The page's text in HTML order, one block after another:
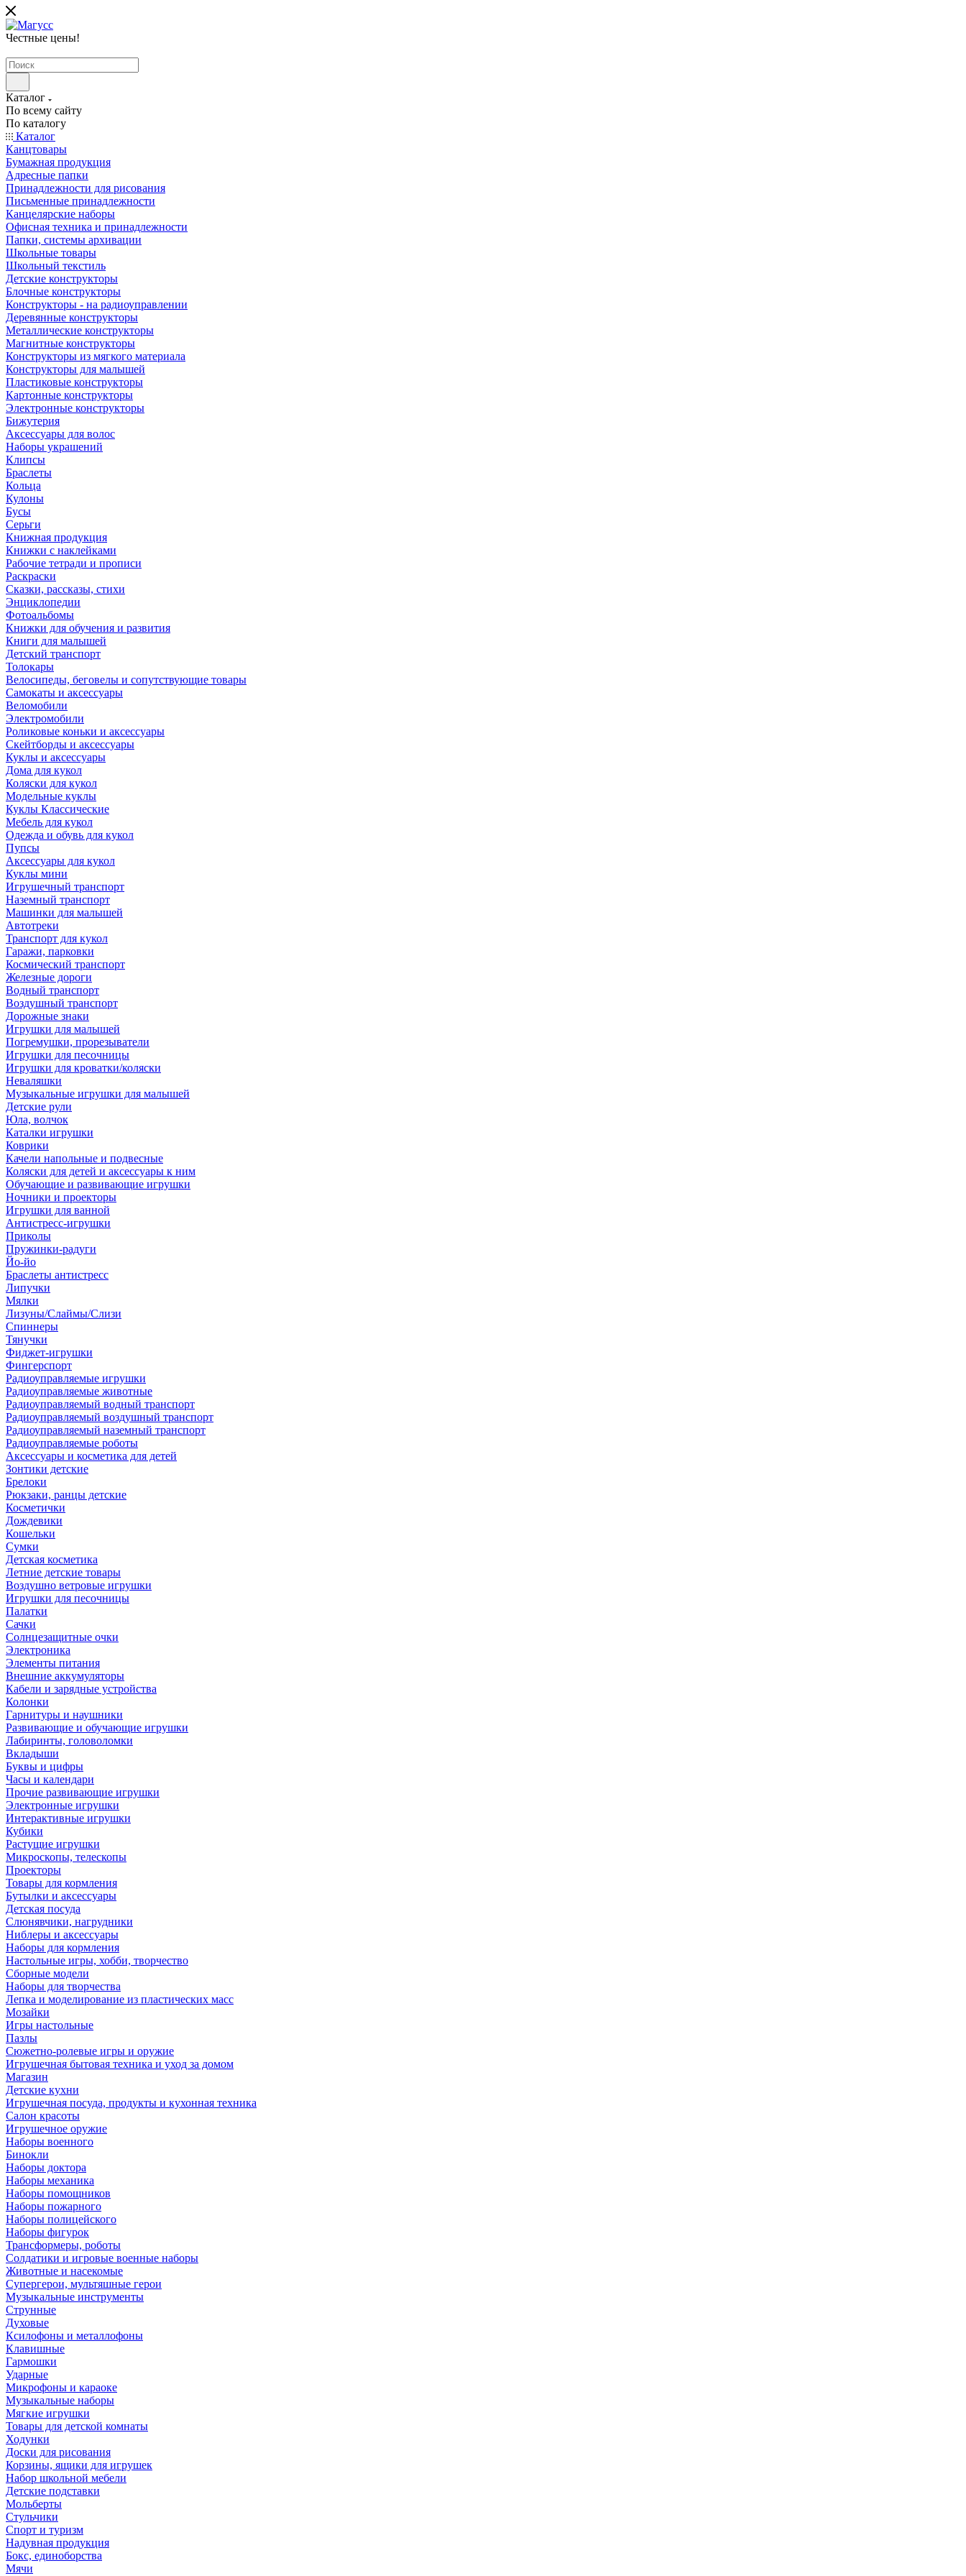
Честные цены!
Каталог
По всему сайту
По каталогу
Каталог
Канцтовары
Бумажная продукция
Адресные папки
Принадлежности для рисования
Письменные принадлежности
Канцелярские наборы
Офисная техника и принадлежности
Папки, системы архивации
Школьные товары
Школьный текстиль
Детские конструкторы
Блочные конструкторы
Конструкторы - на радиоуправлении
Деревянные конструкторы
Металлические конструкторы
Магнитные конструкторы
Конструкторы из мягкого материала
Конструкторы для малышей
Пластиковые конструкторы
Картонные конструкторы
Электронные конструкторы
Бижутерия
Аксессуары для волос
Наборы украшений
Клипсы
Браслеты
Кольца
Кулоны
Бусы
Серьги
Книжная продукция
Книжки с наклейками
Рабочие тетради и прописи
Раскраски
Сказки, рассказы, стихи
Энциклопедии
Фотоальбомы
Книжки для обучения и развития
Книги для малышей
Детский транспорт
Толокары
Велосипеды, беговелы и сопутствующие товары
Самокаты и аксессуары
Веломобили
Электромобили
Роликовые коньки и аксессуары
Скейтборды и аксессуары
Куклы и аксессуары
Дома для кукол
Коляски для кукол
Модельные куклы
Куклы Классические
Мебель для кукол
Одежда и обувь для кукол
Пупсы
Аксессуары для кукол
Куклы мини
Игрушечный транспорт
Наземный транспорт
Машинки для малышей
Автотреки
Транспорт для кукол
Гаражи, парковки
Космический транспорт
Железные дороги
Водный транспорт
Воздушный транспорт
Дорожные знаки
Игрушки для малышей
Погремушки, прорезыватели
Игрушки для песочницы
Игрушки для кроватки/коляски
Неваляшки
Музыкальные игрушки для малышей
Детские рули
Юла, волчок
Каталки игрушки
Коврики
Качели напольные и подвесные
Коляски для детей и аксессуары к ним
Обучающие и развивающие игрушки
Ночники и проекторы
Игрушки для ванной
Антистресс-игрушки
Приколы
Пружинки-радуги
Йо-йо
Браслеты антистресс
Липучки
Мялки
Лизуны/Слаймы/Слизи
Спиннеры
Тянучки
Фиджет-игрушки
Фингерспорт
Радиоуправляемые игрушки
Радиоуправляемые животные
Радиоуправляемый водный транспорт
Радиоуправляемый воздушный транспорт
Радиоуправляемый наземный транспорт
Радиоуправляемые роботы
Аксессуары и косметика для детей
Зонтики детские
Брелоки
Рюкзаки, ранцы детские
Косметички
Дождевики
Кошельки
Сумки
Детская косметика
Летние детские товары
Воздушно ветровые игрушки
Игрушки для песочницы
Палатки
Сачки
Солнцезащитные очки
Электроника
Элементы питания
Внешние аккумуляторы
Кабели и зарядные устройства
Колонки
Гарнитуры и наушники
Развивающие и обучающие игрушки
Лабиринты, головоломки
Вкладыши
Буквы и цифры
Часы и календари
Прочие развивающие игрушки
Электронные игрушки
Интерактивные игрушки
Кубики
Растущие игрушки
Микроскопы, телескопы
Проекторы
Товары для кормления
Бутылки и аксессуары
Детская посуда
Слюнявчики, нагрудники
Ниблеры и аксессуары
Наборы для кормления
Настольные игры, хобби, творчество
Сборные модели
Наборы для творчества
Лепка и моделирование из пластических масс
Мозайки
Игры настольные
Пазлы
Сюжетно-ролевые игры и оружие
Игрушечная бытовая техника и уход за домом
Магазин
Детские кухни
Игрушечная посуда, продукты и кухонная техника
Салон красоты
Игрушечное оружие
Наборы военного
Бинокли
Наборы доктора
Наборы механика
Наборы помощников
Наборы пожарного
Наборы полицейского
Наборы фигурок
Трансформеры, роботы
Солдатики и игровые военные наборы
Животные и насекомые
Супергерои, мультяшные герои
Музыкальные инструменты
Струнные
Духовые
Ксилофоны и металлофоны
Клавишные
Гармошки
Ударные
Микрофоны и караоке
Музыкальные наборы
Мягкие игрушки
Товары для детской комнаты
Ходунки
Доски для рисования
Корзины, ящики для игрушек
Набор школьной мебели
Детские подставки
Мольберты
Стульчики
Спорт и туризм
Надувная продукция
Бокс, единоборства
Мячи